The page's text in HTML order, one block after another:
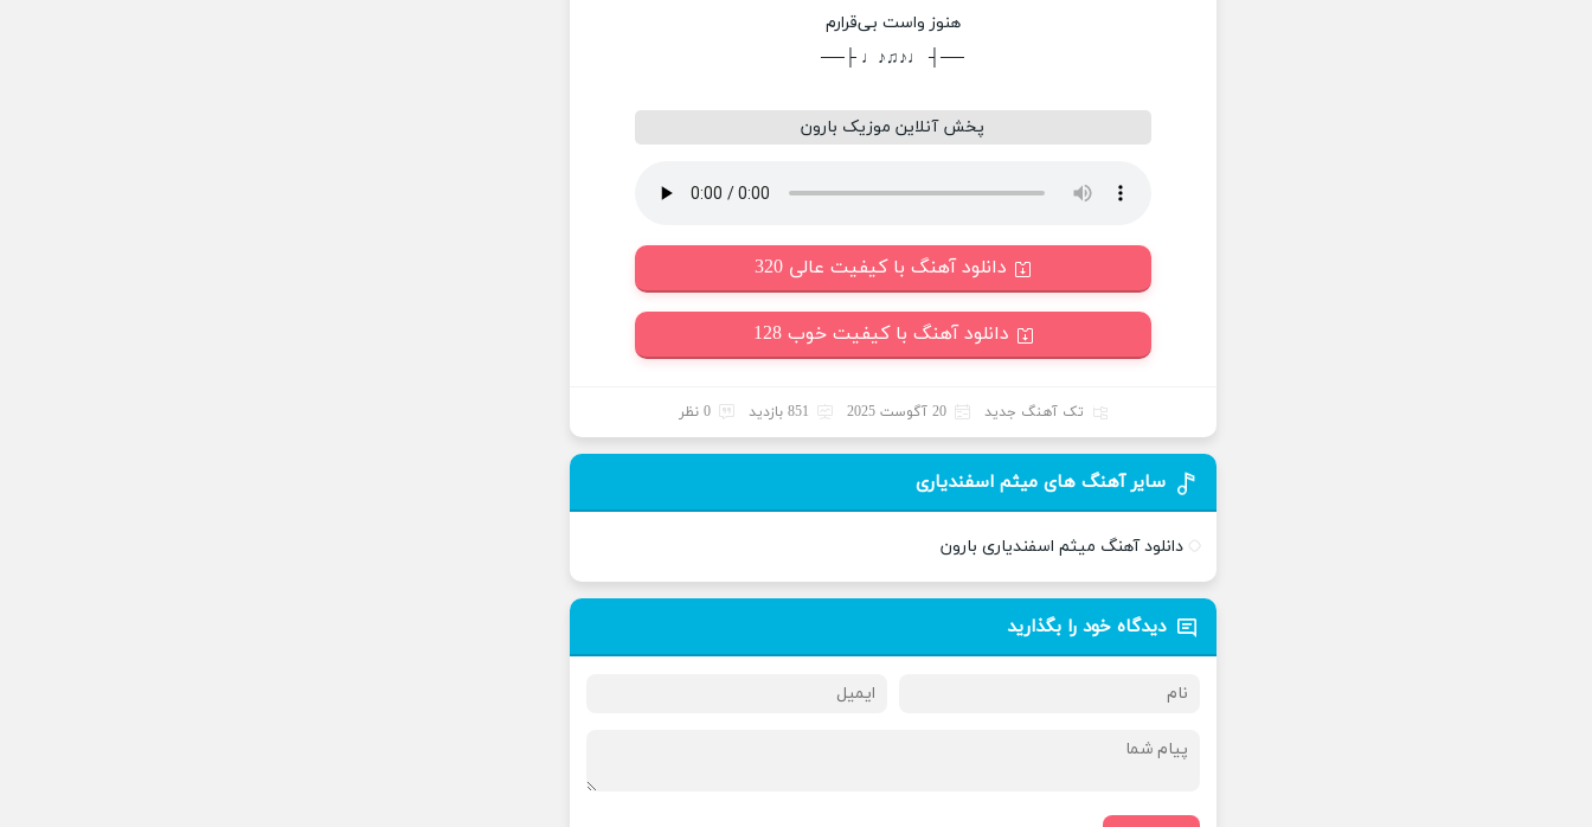
هنوز واست بی‌قرارم
──┤ ♩♪♫♪♩ ├──
پخش آنلاین موزیک بارون
دانلود آهنگ با کیفیت عالی 320
دانلود آهنگ با کیفیت خوب 128
تک آهنگ جدید 20 آگوست 2025 851 بازدید 0 نظر
سایر آهنگ های میثم اسفندیاری
دانلود آهنگ میثم اسفندیاری بارون
دیدگاه خود را بگذارید